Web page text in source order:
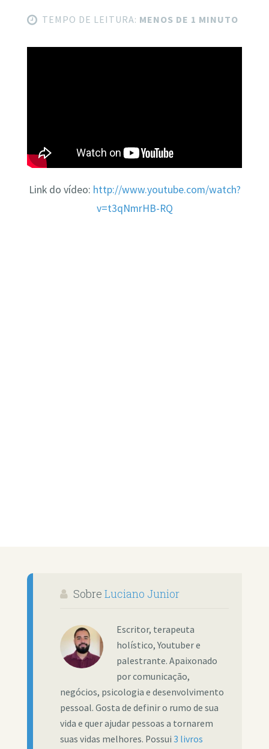
TEMPO DE LEITURA: MENOS DE 1 MINUTO
Link do vídeo: http://www.youtube.com/watch?
v=t3qNmrHB-RQ
Sobre Luciano Junior
Escritor, terapeuta
holístico, Youtuber e
palestrante. Apaixonado
por comunicação,
negócios, psicologia e desenvolvimento
pessoal. Gosta de definir o rumo de sua
vida e quer ajudar pessoas a tornarem
suas vidas melhores. Possui 3 livros